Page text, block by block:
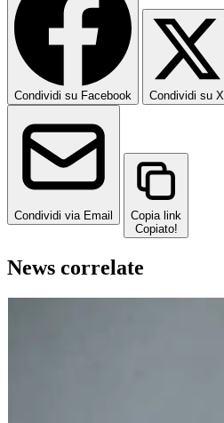
Condividi su Facebook Condividi su X
Condividi via Email
Copia link
Copiato!
News correlate